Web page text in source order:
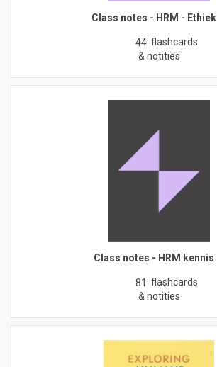
Class notes - HRM - Ethiek
44 flashcards
& notities
Class notes - HRM kennis
81 flashcards
& notities